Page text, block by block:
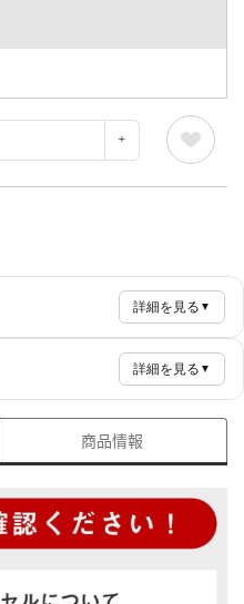
詳細を見る ▼
詳細を見る ▼
商品情報